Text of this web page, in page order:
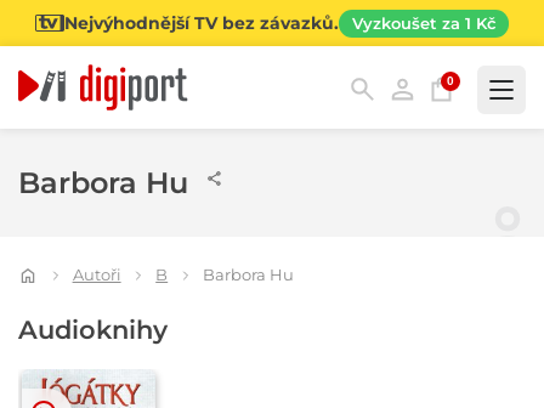
Nejvýhodnější TV bez závazků. Vyzkoušet za 1 Kč
0
Barbora Hu
Autoři B Barbora Hu
Audioknihy